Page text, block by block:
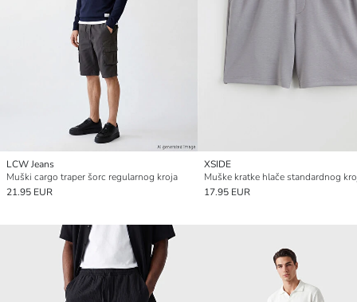
LCW Jeans
Muški cargo traper šorc regularnog kroja
21.95 EUR
XSIDE
Muške kratke hlače standardnog
17.95 EUR